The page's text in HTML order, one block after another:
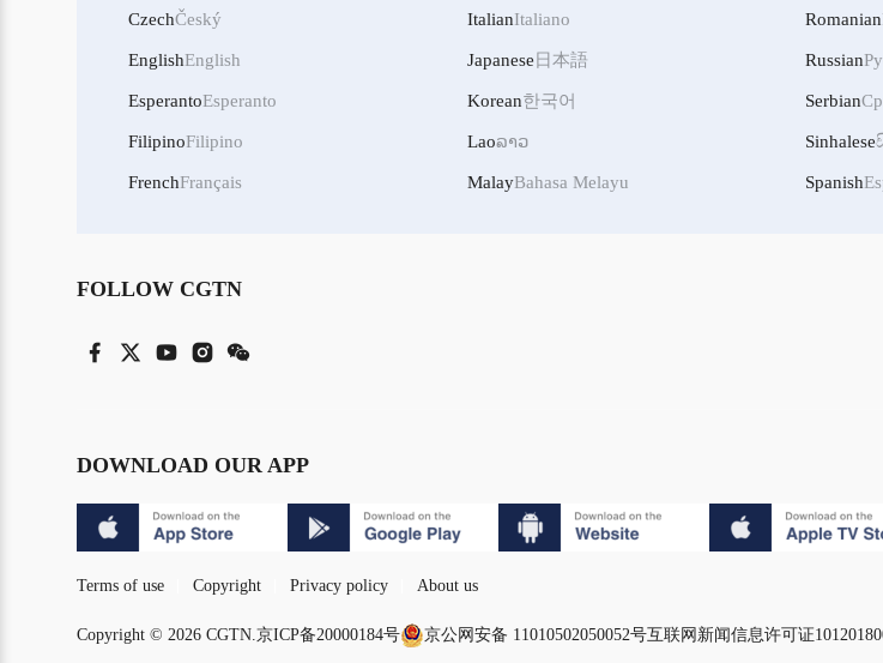
CzechČeský
EnglishEnglish
EsperantoEsperanto
FilipinoFilipino
FrenchFrançais
ItalianItaliano
Japanese 日本語
Korean한국어
Laoລາວ
MalayBahasa Melayu
Romanian
Russian
Serbian
Sinhalese
Spanish
FOLLOW CGTN
DOWNLOAD OUR APP
Terms of use Copyright Privacy policy About us
Copyright © 2026 CGTN.京ICP备20000184号 京公网安备 11010502050052号互联网新闻信息许可证